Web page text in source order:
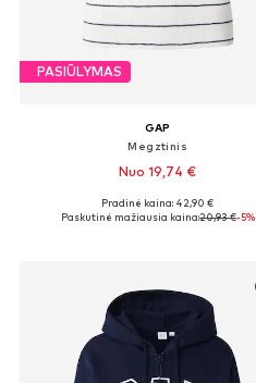
PASIŪLYMAS
GAP
Megztinis
Nuo 19,74 €
Galimi dydžiai: S, M, L
Pradinė kaina: 42,90 €
Paskutinė mažiausia kaina:20,93 €-5%